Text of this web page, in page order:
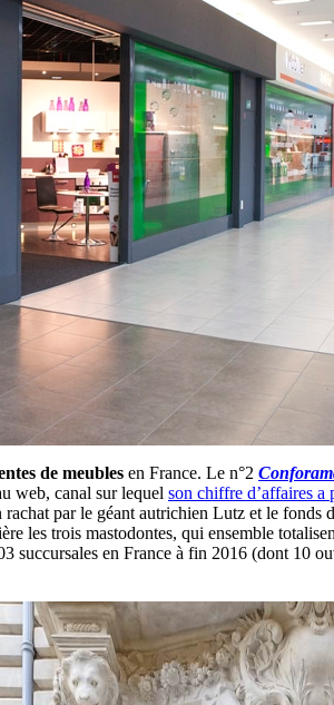
de meubles en France. Le n°2
web, canal sur lequel son chiffre d’affaires a
par le géant autrichien Lutz et le fonds
les trois mastodontes, qui ensemble
succursales en France à fin 2016 (dont 10